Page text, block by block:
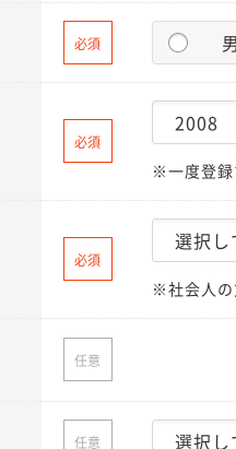
必須
必須
※一度登録
必須
※社会人の
任意
任意